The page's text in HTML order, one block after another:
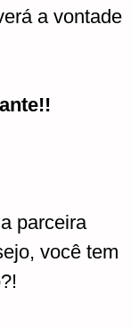
a vontade
parceira
você tem